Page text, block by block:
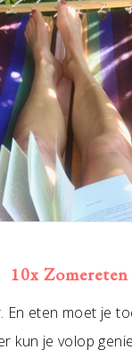
10x Zomereten
En eten moet je
kun je volop